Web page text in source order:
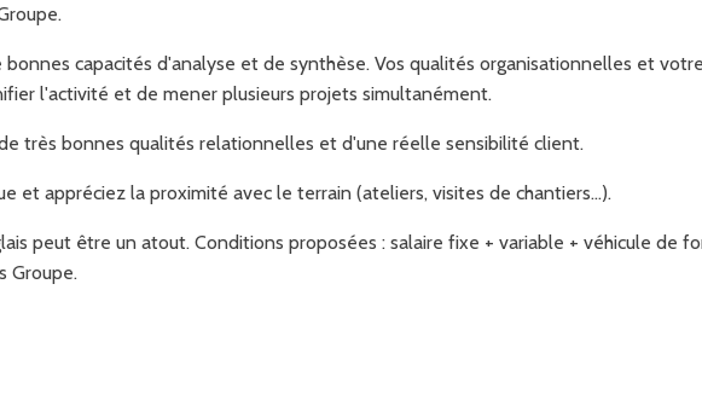
capacités d'analyse et de synthèse. Vos qualités organisationnelles et
l'activité et de mener plusieurs projets simultanément.
très bonnes qualités relationnelles et d'une réelle sensibilité client.
et appréciez la proximité avec le terrain (ateliers, visites de chantiers…).
peut être un atout. Conditions proposées : salaire fixe + variable + véhicule de
Groupe.